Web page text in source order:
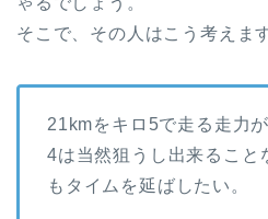
そこで、その人はこう考えま
21kmをキロ5で走る走力
4は当然狙うし出来ること
もタイムを延ばしたい。